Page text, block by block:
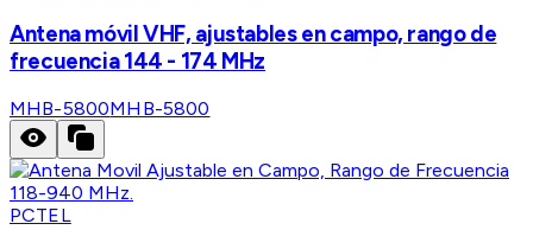
Antena móvil VHF, ajustables en campo, rango de
frecuencia 144 - 174 MHz
MHB-5800MHB-5800
PCTEL